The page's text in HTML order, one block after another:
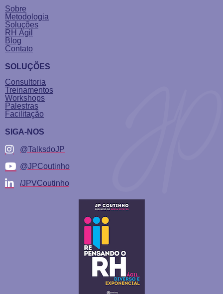
Sobre
Metodologia
Soluções
RH Ágil
Blog
Contato
SOLUÇÕES
Consultoria
Treinamentos
Workshops
Palestras
Facilitação
SIGA-NOS
@TalksdoJP
@JPCoutinho
/JPVCoutinho